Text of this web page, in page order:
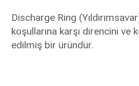
Discharge Ring
koşullarına karşı direncini ve
edilmiş bir üründür.